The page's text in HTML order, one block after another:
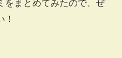
をまとめてみたので、ぜ